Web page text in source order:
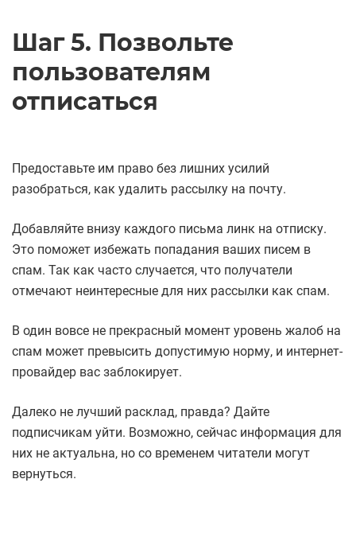
Шаг 5. Позвольте
пользователям
отписаться
Предоставьте им право без лишних усилий
разобраться, как удалить рассылку на почту.
Добавляйте внизу каждого письма линк на отписку.
Это поможет избежать попадания ваших писем в
спам. Так как часто случается, что получатели
отмечают неинтересные для них рассылки как спам.
В один вовсе не прекрасный момент уровень жалоб на
спам может превысить допустимую норму, и интернет-
провайдер вас заблокирует.
Далеко не лучший расклад, правда? Дайте
подписчикам уйти. Возможно, сейчас информация для
них не актуальна, но со временем читатели могут
вернуться.